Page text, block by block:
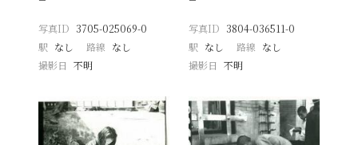
写真ID 3705-025069-0
駅 なし 路線 なし
撮影日
不明
写真ID 3804-036511-0
駅 なし 路線 なし
撮影日 不明